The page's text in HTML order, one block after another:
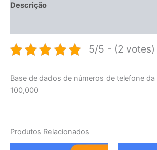
Descrição
5/5 - (2 votes)
Base de dados de números de telefone da
100,000
Produtos Relacionados